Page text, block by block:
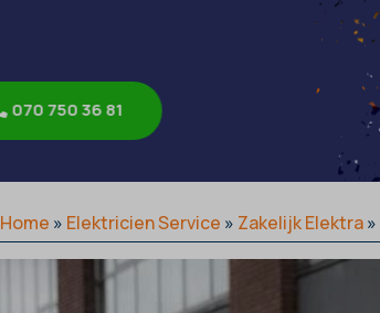
070 750 36 81
Home » Elektricien Service » Zakelijk Elektra»